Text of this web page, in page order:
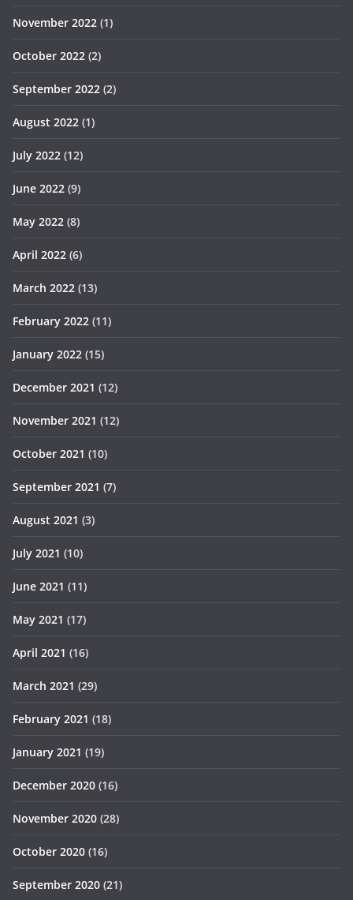
November 2022 (1)
October 2022 (2)
September 2022 (2)
August 2022 (1)
July 2022 (12)
June 2022 (9)
May 2022 (8)
April 2022 (6)
March 2022 (13)
February 2022 (11)
January 2022 (15)
December 2021 (12)
November 2021 (12)
October 2021 (10)
September 2021 (7)
August 2021 (3)
July 2021 (10)
June 2021 (11)
May 2021 (17)
April 2021 (16)
March 2021 (29)
February 2021 (18)
January 2021 (19)
December 2020 (16)
November 2020 (28)
October 2020 (16)
September 2020 (21)